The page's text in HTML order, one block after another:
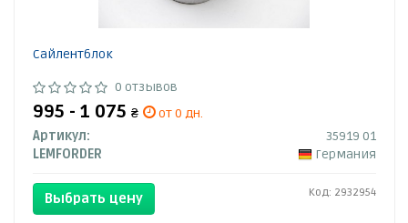
Сайлентблок
0 отзывов
995 - 1 075 ₴
от 0 дн.
Артикул:
35919 01
LEMFORDER
Германия
Выбрать цену Код: 2932954